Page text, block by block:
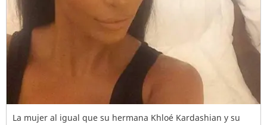
La mujer al igual que su hermana Khloé Kardashian y su